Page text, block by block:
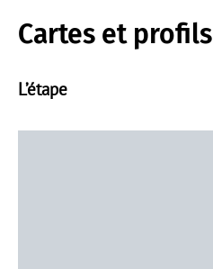
Cartes et profils
L’étape